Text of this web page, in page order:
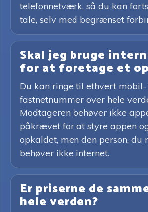
telefonnetværk, så du kan
tale, selv med begrænset
Skal jeg bruge
for at foretage et
Du kan ringe til ethvert
fastnetnummer over hele
Modtageren behøver ikke
påkrævet for at styre appen
opkaldet, men den person, du
behøver ikke internet.
Er priserne de
hele verden?